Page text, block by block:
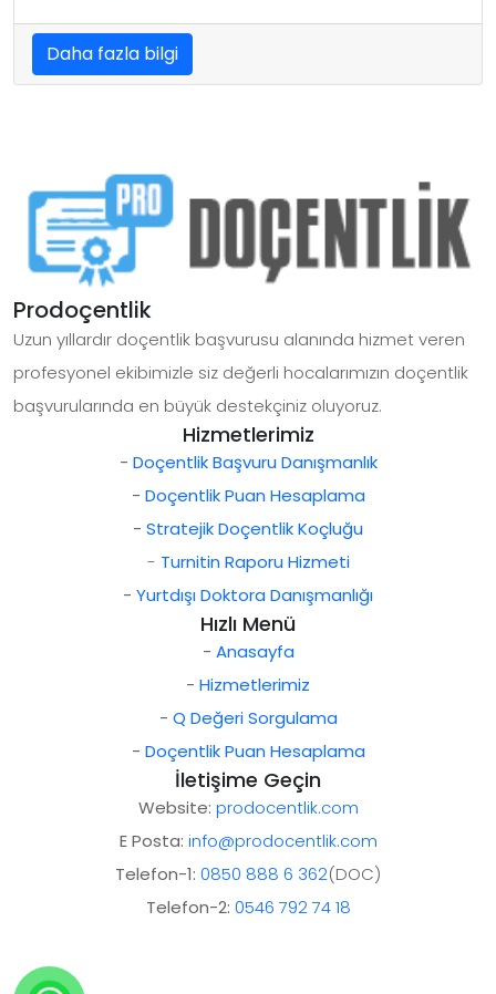
Daha fazla bilgi
Prodoçentlik
Uzun yıllardır doçentlik başvurusu alanında hizmet veren
profesyonel ekibimizle siz değerli hocalarımızın doçentlik
başvurularında en büyük destekçiniz oluyoruz.
Hizmetlerimiz
- Doçentlik Başvuru Danışmanlık
- Doçentlik Puan Hesaplama
- Stratejik Doçentlik Koçluğu
- Turnitin Raporu Hizmeti
- Yurtdışı Doktora Danışmanlığı
Hızlı Menü
- Anasayfa
- Hizmetlerimiz
- Q Değeri Sorgulama
- Doçentlik Puan Hesaplama
İletişime Geçin
Website: prodocentlik.com
E Posta: info@prodocentlik.com
Telefon-1: 0850 888 6 362(DOC)
Telefon-2: 0546 792 74 18